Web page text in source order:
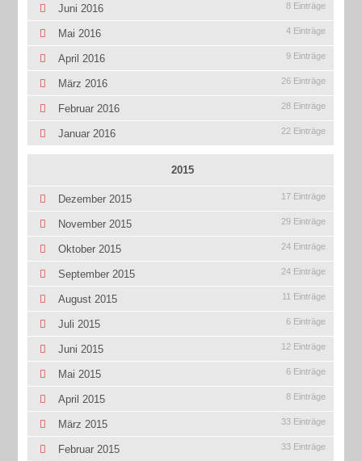
Juni 2016 8 Einträge
Mai 2016 4 Einträge
April 2016 9 Einträge
März 2016 26 Einträge
Februar 2016 28 Einträge
Januar 2016 22 Einträge
2015
Dezember 2015 17 Einträge
November 2015 29 Einträge
Oktober 2015 24 Einträge
September 2015 24 Einträge
August 2015 11 Einträge
Juli 2015 6 Einträge
Juni 2015 12 Einträge
Mai 2015 6 Einträge
April 2015 8 Einträge
März 2015 33 Einträge
Februar 2015 33 Einträge